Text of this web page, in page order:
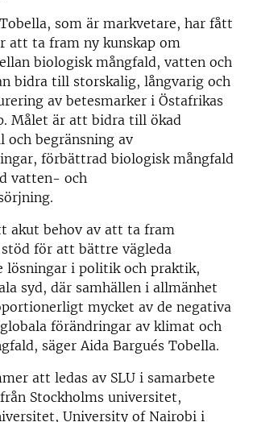
som är markvetare, har fått
att ta fram ny kunskap om
biologisk mångfald, vatten och
bidra till storskalig, långvarig och
av betesmarker i Östafrikas
Målet är att bidra till ökad
och begränsning av
förbättrad biologisk mångfald
vatten- och
akut behov av att ta fram
för att bättre vägleda
lösningar i politik och praktik,
syd, där samhällen i allmänhet
mycket av de negativa
förändringar av klimat och
säger Aida Bargués Tobella.
att ledas av SLU i samarbete
Stockholms universitet,
University of Nairobi i